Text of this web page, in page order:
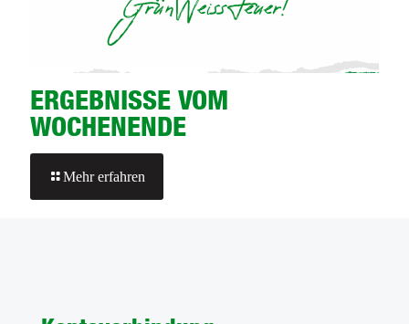
ERGEBNISSE VOM
WOCHENENDE
Mehr erfahren